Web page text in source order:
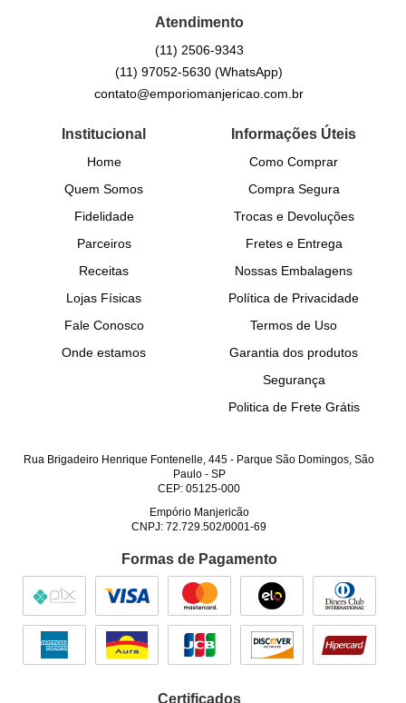
Atendimento
(11) 2506-9343
(11) 97052-5630(WhatsApp)
contato@emporiomanjericao.com.br
Institucional
Home
Quem Somos
Fidelidade
Parceiros
Receitas
Lojas Físicas
Fale Conosco
Onde estamos
Informações Úteis
Como Comprar
Compra Segura
Trocas e Devoluções
Fretes e Entrega
Nossas Embalagens
Política de Privacidade
Termos de Uso
Garantia dos produtos
Segurança
Politica de Frete Grátis
Rua Brigadeiro Henrique Fontenelle, 445 - Parque São Domingos, São
Paulo- SP
CEP: 05125-000
Empório Manjericão
CNPJ: 72.729.502/0001-69
Formas de Pagamento
Certificados